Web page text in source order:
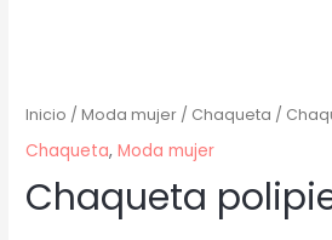
Inicio /Moda mujer / Chaqueta /
Chaqueta,Moda mujer
Chaqueta